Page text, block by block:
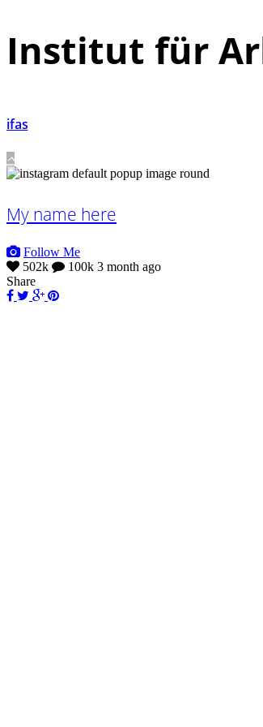
Institut für
ifas
My name here
Follow Me
502k
100k 3 month ago
Share